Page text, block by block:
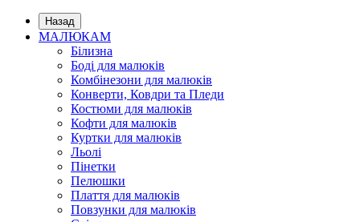
Назад
МАЛЮКАМ
Білизна
Боді для малюків
Комбінезони для малюків
Конверти, Ковдри та Пледи
Костюми для малюків
Кофти для малюків
Куртки для малюків
Льолі
Пінетки
Пелюшки
Плаття для малюків
Повзунки для малюків